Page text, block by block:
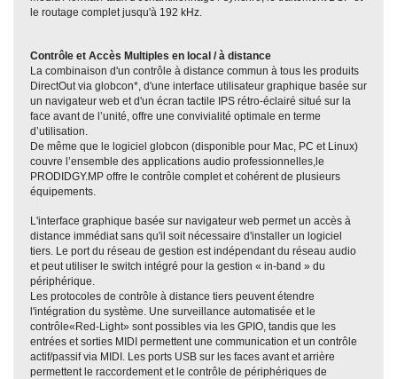
le routage complet jusqu'à 192 kHz.
Contrôle et Accès Multiples en local / à distance
La combinaison d'un contrôle à distance commun à tous les produits
DirectOut via globcon*, d'une interface utilisateur graphique basée sur
un navigateur web et d'un écran tactile IPS rétro-éclairé situé sur la
face avant de l’unité, offre une convivialité optimale en terme
d’utilisation.
De même que le logiciel globcon (disponible pour Mac, PC et Linux)
couvre l’ensemble des applications audio professionnelles,le
PRODIDGY.MP offre le contrôle complet et cohérent de plusieurs
équipements.
L'interface graphique basée sur navigateur web permet un accès à
distance immédiat sans qu'il soit nécessaire d'installer un logiciel
tiers. Le port du réseau de gestion est indépendant du réseau audio
et peut utiliser le switch intégré pour la gestion « in-band » du
périphérique.
Les protocoles de contrôle à distance tiers peuvent étendre
l'intégration du système. Une surveillance automatisée et le
contrôle«Red-Light» sont possibles via les GPIO, tandis que les
entrées et sorties MIDI permettent une communication et un contrôle
actif/passif via MIDI. Les ports USB sur les faces avant et arrière
permettent le raccordement et le contrôle de périphériques de